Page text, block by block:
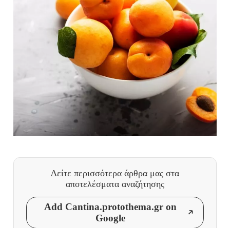
Δείτε περισσότερα άρθρα μας στα
αποτελέσματα αναζήτησης
Add Cantina.protothema.gr on
Google